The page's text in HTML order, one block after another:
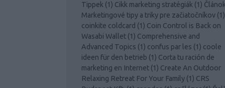
Tippek (1) Cikk marketing stratégiák (1)
Marketingové tipy a triky pre začiatočníkov (1)
coinkite coldcard (1) Coin Control is Back on
Wasabi Wallet (1) Comprehensive and
Advanced Topics (1) confus par les (1) coole
ideen für den betrieb (1) Corta tu ración de
marketing en Internet (1) Create An Outdoor
Relaxing Retreat For Your Family (1) CRS